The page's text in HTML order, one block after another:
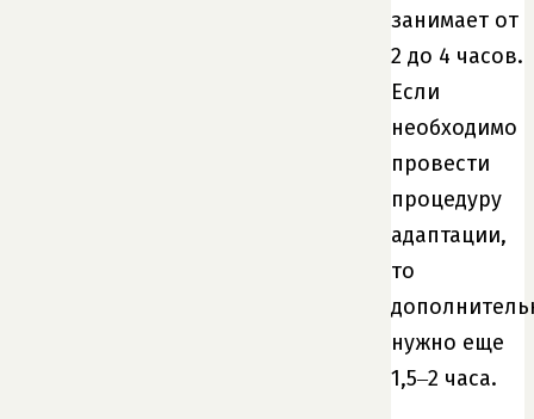
занимает от
2 до 4 часов.
Если
необходимо
провести
процедуру
адаптации,
то
нужно еще
1,5‒2 часа.